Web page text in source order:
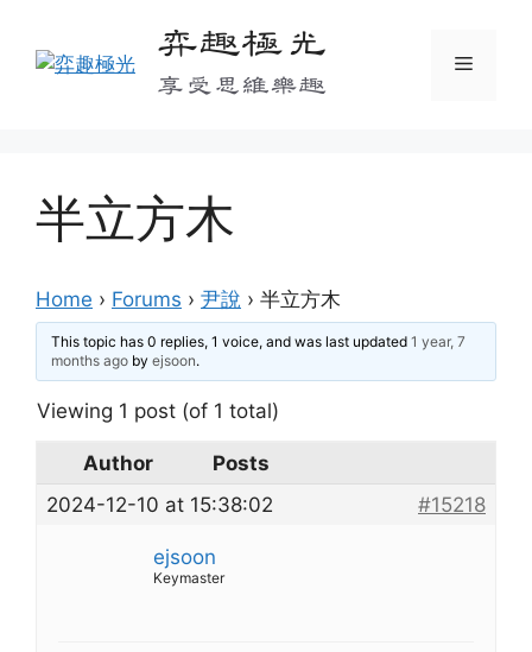
content
弈趣極光
享受思維樂趣
Menu
半立方木
Home › Forums › 尹說 › 半立方木
This topic has 0 replies, 1 voice, and was last updated1 year, 7
months ago byejsoon.
Viewing 1 post (of 1 total)
Author
Posts
2024-12-10 at 15:38:02
#15218
ejsoon
Keymaster